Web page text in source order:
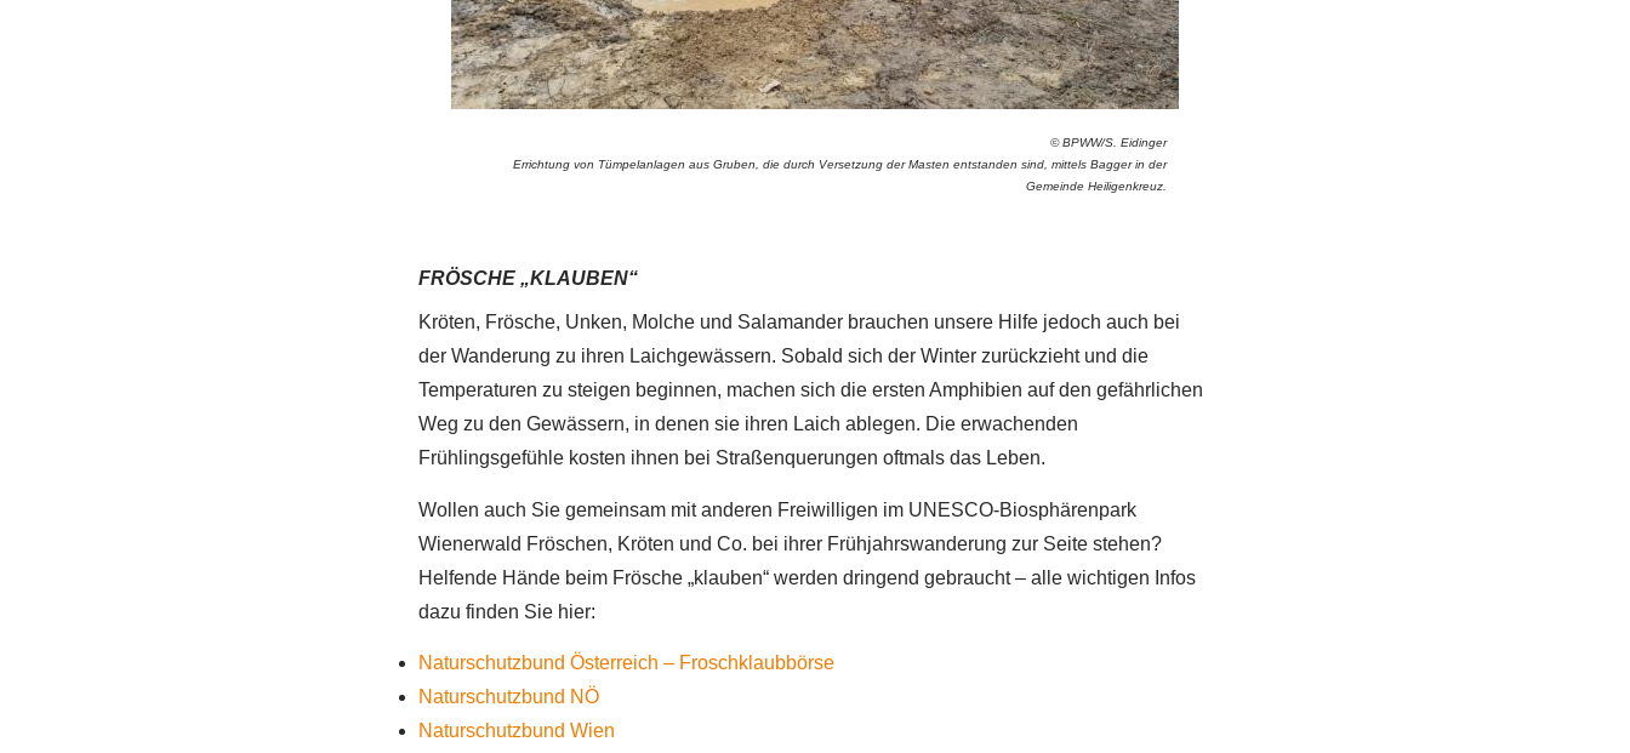
© BPWW/S. Eidinger
Errichtung von Tümpelanlagen aus Gruben, die durch Versetzung der Masten entstanden sind, mittels Bagger in der
Gemeinde Heiligenkreuz.
FRÖSCHE „KLAUBEN“
Kröten, Frösche, Unken, Molche und Salamander brauchen unsere Hilfe jedoch auch bei
der Wanderung zu ihren Laichgewässern. Sobald sich der Winter zurückzieht und die
Temperaturen zu steigen beginnen, machen sich die ersten Amphibien auf den gefährlichen
Weg zu den Gewässern, in denen sie ihren Laich ablegen. Die erwachenden
Frühlingsgefühle kosten ihnen bei Straßenquerungen oftmals das Leben.
Wollen auch Sie gemeinsam mit anderen Freiwilligen im UNESCO-Biosphärenpark
Wienerwald Fröschen, Kröten und Co. bei ihrer Frühjahrswanderung zur Seite stehen?
Helfende Hände beim Frösche „klauben“ werden dringend gebraucht – alle wichtigen Infos
dazu finden Sie hier:
Naturschutzbund Österreich – Froschklaubbörse
Naturschutzbund NÖ
Naturschutzbund Wien